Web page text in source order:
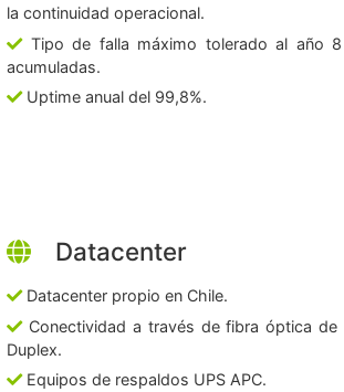
la continuidad operacional.
Tipo de falla máximo tolerado al año
acumuladas.
Uptime anual del 99,8%.
Datacenter
Datacenter propio en Chile.
Conectividad a través de fibra óptica de
Duplex.
Equipos de respaldos UPS APC.